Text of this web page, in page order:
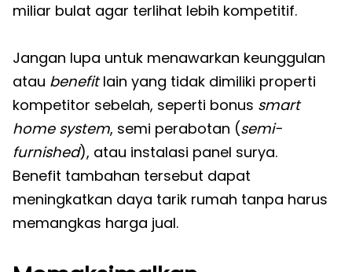
miliar bulat agar terlihat lebih kompetitif.
Jangan lupa untuk menawarkan keunggulan
atau benefitlain yang tidak dimiliki properti
kompetitor sebelah, seperti bonus smart
home system, semi perabotan (semi-
furnished), atau instalasi panel surya.
Benefit tambahan tersebut dapat
meningkatkan daya tarik rumah tanpa harus
memangkas harga jual.